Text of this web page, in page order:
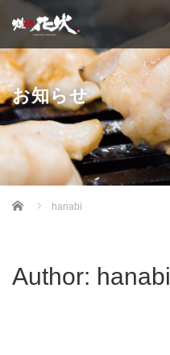
お知らせ
Home hanabi
Author: hanabi